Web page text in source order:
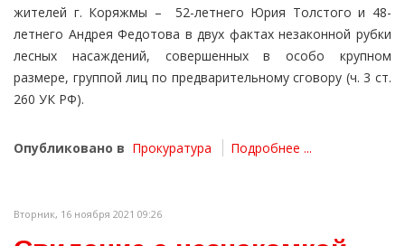
жителей г. Коряжмы – 52-летнего Юрия Толстого и 48-
летнего Андрея Федотова в двух фактах незаконной рубки
лесных насаждений, совершенных в особо крупном
размере, группой лиц по предварительному сговору (ч. 3 ст.
260 УК РФ).
Опубликовано в Прокуратура Подробнее ...
Вторник, 16 ноября 2021 09:26